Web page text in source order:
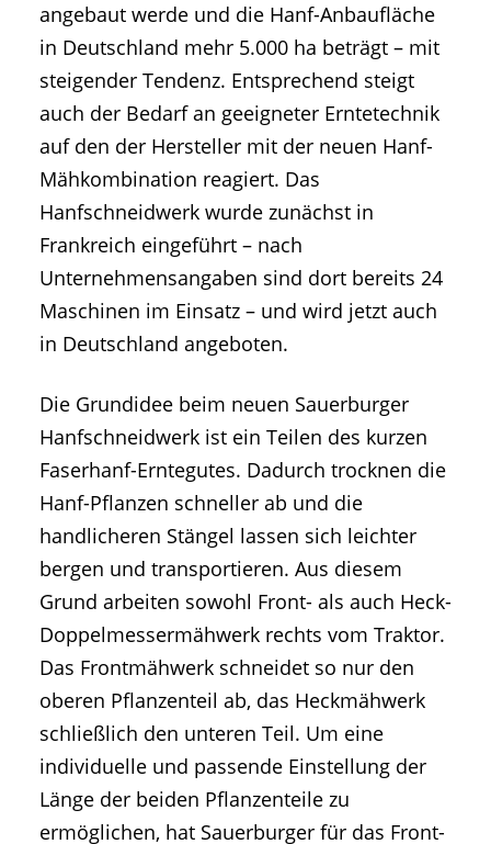
angebaut werde und die Hanf-Anbaufläche
in Deutschland mehr 5.000 ha beträgt – mit
steigender Tendenz. Entsprechend steigt
auch der Bedarf an geeigneter Erntetechnik
auf den der Hersteller mit der neuen Hanf-
Mähkombination reagiert. Das
Hanfschneidwerk wurde zunächst in
Frankreich eingeführt – nach
Unternehmensangaben sind dort bereits 24
Maschinen im Einsatz – und wird jetzt auch
in Deutschland angeboten.
Die Grundidee beim neuen Sauerburger
Hanfschneidwerk ist ein Teilen des kurzen
Faserhanf-Erntegutes. Dadurch trocknen die
Hanf-Pflanzen schneller ab und die
handlicheren Stängel lassen sich leichter
bergen und transportieren. Aus diesem
Grund arbeiten sowohl Front- als auch Heck-
Doppelmessermähwerk rechts vom Traktor.
Das Frontmähwerk schneidet so nur den
oberen Pflanzenteil ab, das Heckmähwerk
schließlich den unteren Teil. Um eine
individuelle und passende Einstellung der
Länge der beiden Pflanzenteile zu
ermöglichen, hat Sauerburger für das Front-